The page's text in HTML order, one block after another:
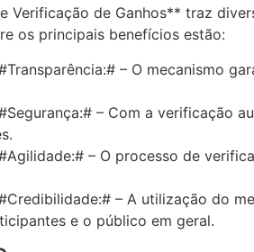
Verificação de Ganhos** traz
os principais benefícios estão:
– O mecanismo
– Com a verificação
– O processo de
– A utilização do
e o público em geral.